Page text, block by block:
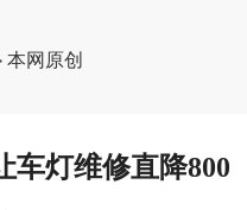
本网原创
车灯维修直降800